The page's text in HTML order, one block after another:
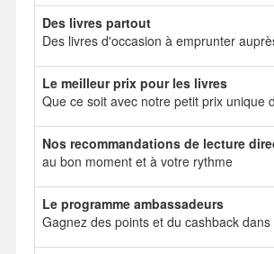
Des livres partout
Des livres d'occasion à emprunter
Le meilleur prix pour les livres
Que ce soit avec notre petit prix unique
Nos recommandations de lecture
au bon moment et à votre rythme
Le programme ambassadeurs
Gagnez des points et du cashback